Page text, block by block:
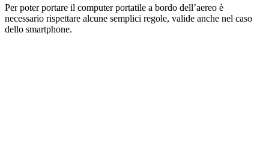
Per poter portare il computer portatile a bordo dell’aereo è
necessario rispettare alcune semplici regole, valide anche nel caso
dello smartphone.